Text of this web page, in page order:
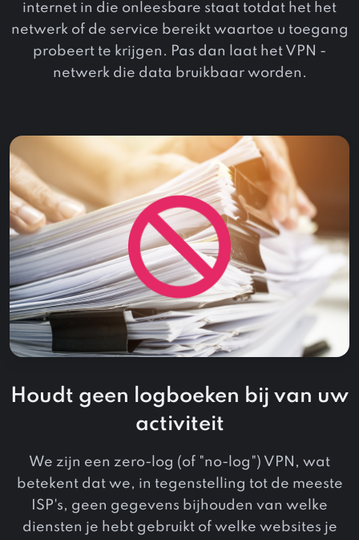
internet in die onleesbare staat totdat het het
netwerk of de service bereikt waartoe u toegang
probeert te krijgen. Pas dan laat het VPN -
netwerk die data bruikbaar worden.
Houdt geen logboeken bij van uw
activiteit
We zijn een zero-log (of "no-log") VPN, wat
betekent dat we, in tegenstelling tot de meeste
ISP's, geen gegevens bijhouden van welke
diensten je hebt gebruikt of welke websites je